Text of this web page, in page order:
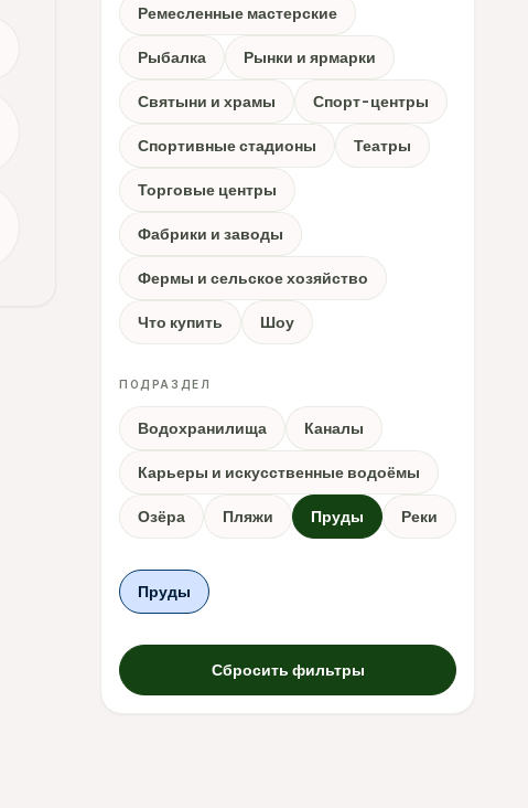
Ремесленные мастерские
Рыбалка Рынки и ярмарки
Святыни и храмы Спорт-центры
Спортивные стадионы Театры
Торговые центры
Фабрики и заводы
Фермы и сельское хозяйство
Что купить Шоу
ПОДРАЗДЕЛ
Водохранилища Каналы
Карьеры и искусственные водоёмы
Озёра Пляжи Пруды Реки
Пруды
Сбросить фильтры